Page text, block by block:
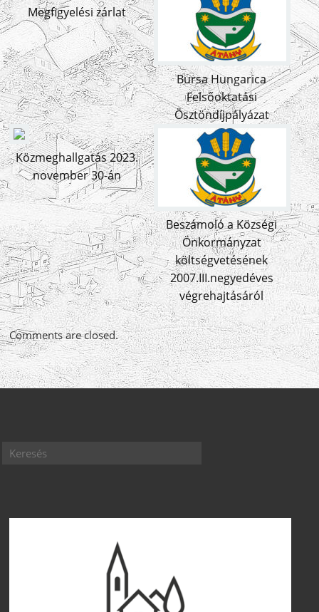
Megfigyelési zárlat
Bursa Hungarica
Felsőoktatási
Ösztöndíjpályázat
Közmeghallgatás 2023.
november 30-án
Beszámoló a Községi
Önkormányzat
költségvetésének
2007.III.negyedéves
végrehajtásáról
Comments are closed.